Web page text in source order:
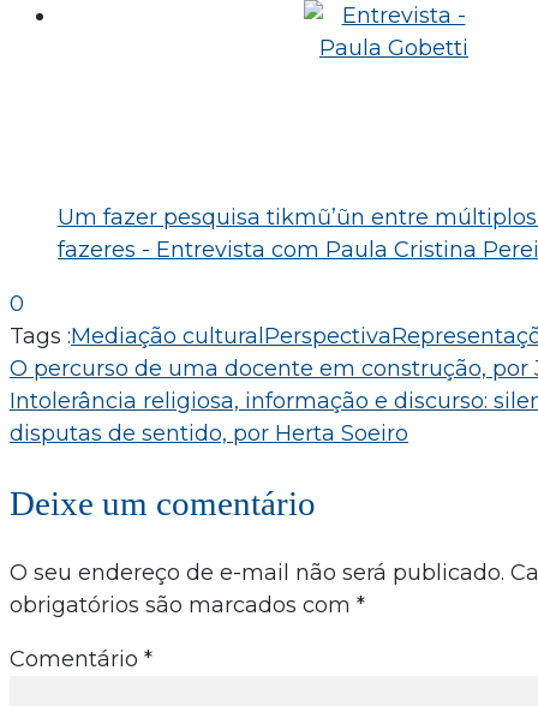
Um fazer pesquisa tikmũ’ũn entre múltiplos
fazeres - Entrevista com Paula Cristina
0
Tags :Mediação cultural Perspectiva
Navegação
de
O percurso de uma docente em construção, por
Intolerância religiosa, informação e discurso:
disputas de sentido, por Herta Soeiro
Deixe um comentário
O seu endereço de e-mail não será publicado.
obrigatórios são marcados com *
Comentário *